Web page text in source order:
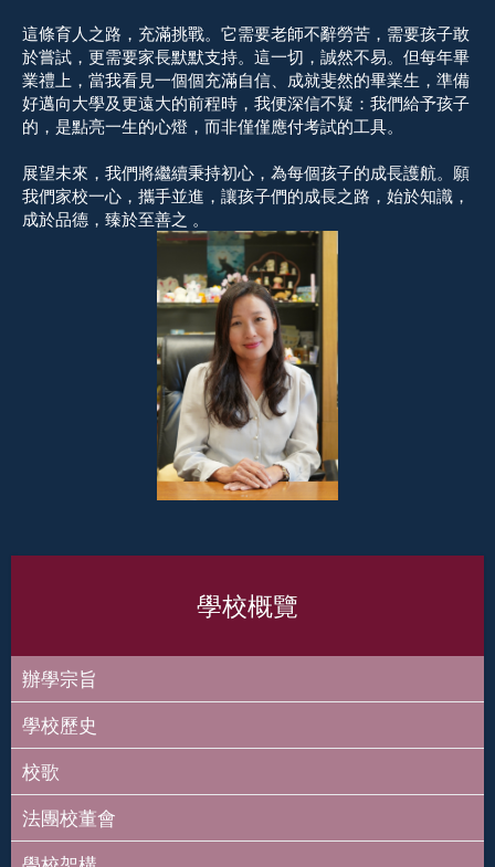
這條育人之路，充滿挑戰。它需要老師不辭勞苦，需要孩子敢
於嘗試，更需要家長默默支持。這一切，誠然不易。但每年畢
業禮上，當我看見一個個充滿自信、成就斐然的畢業生，準備
好邁向大學及更遠大的前程時，我便深信不疑：我們給予孩子
的，是點亮一生的心燈，而非僅僅應付考試的工具。
展望未來，我們將繼續秉持初心，為每個孩子的成長護航。願
我們家校一心，攜手並進，讓孩子們的成長之路，始於知識，
成於品德，臻於至善之 。
學校概覽
辦學宗旨
學校歷史
校歌
法團校董會